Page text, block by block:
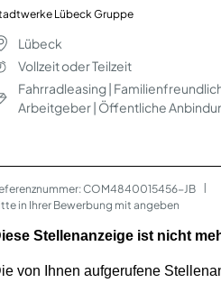
Lübeck Gruppe
Lübeck
Vollzeit oder Teilzeit
Fahrradleasing |
Arbeitgeber | Öffentliche
COM4840015456-JB
in Ihrer Bewerbung mit angeben